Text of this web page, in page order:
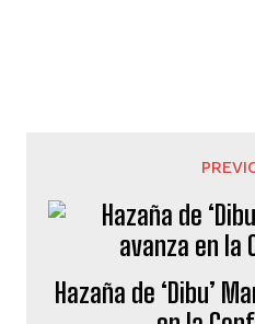
Hazaña de ‘Dibu’